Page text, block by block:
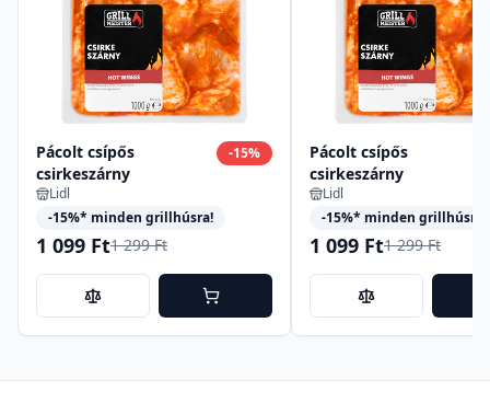
Pácolt csípős
csirkeszárny
-15%
Lidl
-15%* minden grillhúsra!
1 099 Ft1 299 Ft
Pácolt csípős
csirkeszárny
Lidl
-15%* minden grillhúsra!
1 099 Ft1 299 Ft